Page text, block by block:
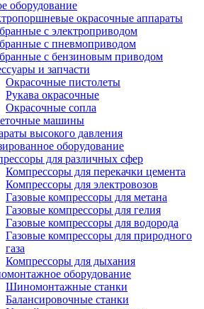
оборудование
окрасочные аппараты
с электроприводом
с пневмоприводом
с бензиновым приводом
и запчасти
Окрасочные пистолеты
Рукава окрасочные
Окрасочные сопла
машины
высокого давления
оборудование
для различных сфер
Компрессоры для перекачки цемента
Компрессоры для электровозов
Газовые компрессоры для метана
Газовые компрессоры для гелия
Газовые компрессоры для водорода
Газовые компрессоры для природного
газа
Компрессоры для дыхания
оборудование
Шиномонтажные станки
Балансировочные станки